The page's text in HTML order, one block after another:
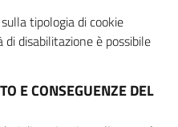
tipologia di cookie
disabilitazione è possibile
E CONSEGUENZE DEL